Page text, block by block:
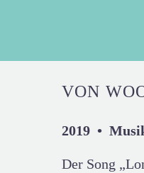
VON
2019 •
Der Song